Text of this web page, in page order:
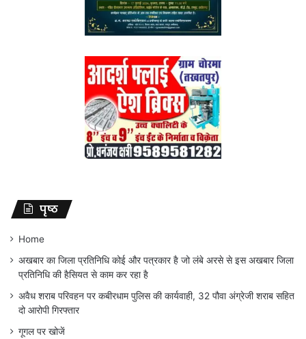
पृष्ठ
Home
अखबार का जिला प्रतिनिधि कोई और पत्रकार है जो लंबे अरसे से इस अखबार जिला
प्रतिनिधि की हैसियत से काम कर रहा है
अवैध शराब परिवहन पर कबीरधाम पुलिस की कार्यवाही, 32 पौवा अंग्रेजी शराब सहित
दो आरोपी गिरफ्तार
गूगल पर खोजें